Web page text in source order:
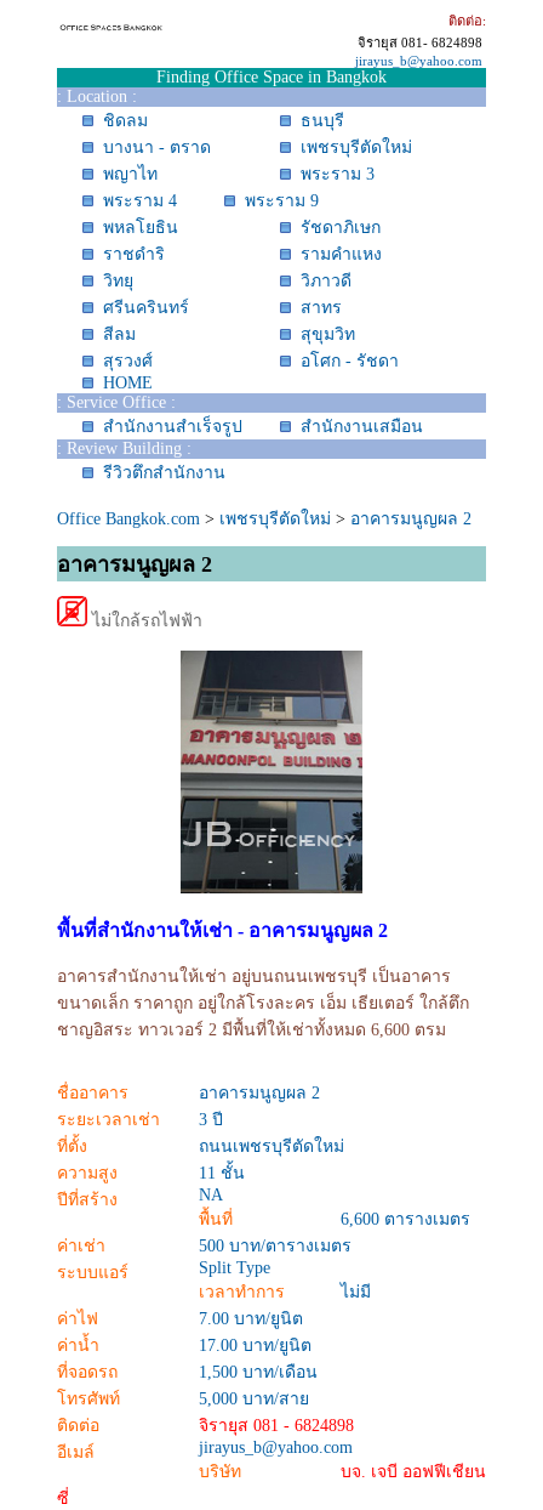
ติดต่อ:
จิรายุส 081- 6824898
jirayus_b@yahoo.com
Finding Office Space in Bangkok
: Location :
ชิดลม
ธนบุรี
บางนา - ตราด
เพชรบุรีตัดใหม่
พญาไท
พระราม 3
พระราม 4
พระราม 9
พหลโยธิน
รัชดาภิเษก
ราชดำริ
รามคำแหง
วิทยุ
วิภาวดี
ศรีนครินทร์
สาทร
สีลม
สุขุมวิท
สุรวงศ์
อโศก - รัชดา
HOME
: Service Office :
สำนักงานสำเร็จรูป
สำนักงานเสมือน
: Review Building :
รีวิวตึกสำนักงาน
Office Bangkok.com > เพชรบุรีตัดใหม่ > อาคารมนูญผล 2
อาคารมนูญผล 2
ไม่ใกล้รถไฟฟ้า
พื้นที่สำนักงานให้เช่า - อาคารมนูญผล 2
อาคารสำนักงานให้เช่า อยู่บนถนนเพชรบุรี เป็นอาคาร
ขนาดเล็ก ราคาถูก อยู่ใกล้โรงละคร เอ็ม เธียเตอร์ ใกล้ตึก
ชาญอิสระ ทาวเวอร์ 2 มีพื้นที่ให้เช่าทั้งหมด 6,600 ตรม
ชื่ออาคาร
อาคารมนูญผล 2
ระยะเวลาเช่า
3 ปี
ที่ตั้ง
ถนนเพชรบุรีตัดใหม่
ความสูง
11 ชั้น
ปีที่สร้าง
NA
พื้นที่
6,600 ตารางเมตร
ค่าเช่า
500 บาท/ตารางเมตร
ระบบแอร์
Split Type
เวลาทำการ
ไม่มี
ค่าไฟ
7.00 บาท/ยูนิต
ค่าน้ำ
17.00 บาท/ยูนิต
ที่จอดรถ
1,500 บาท/เดือน
โทรศัพท์
5,000 บาท/สาย
ติดต่อ
จิรายุส 081 - 6824898
อีเมล์
jirayus_b@yahoo.com
บริษัท
บจ. เจบี ออฟฟีเชียน
ซี่